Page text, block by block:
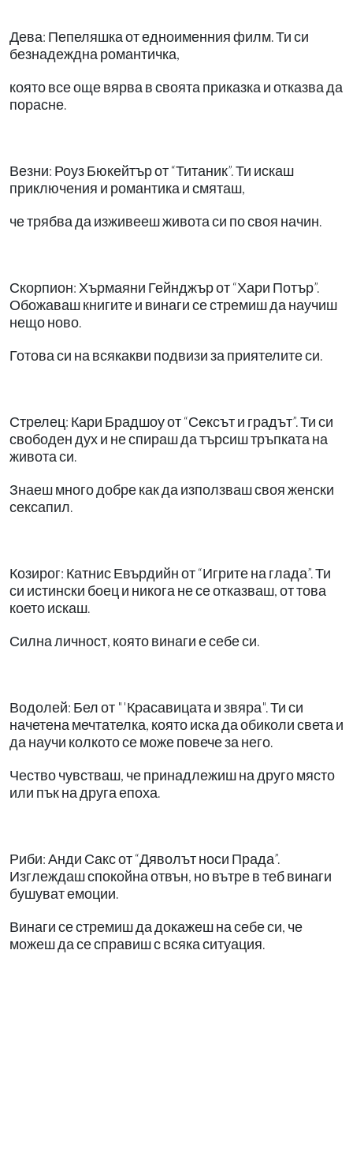
Дева: Пепеляшка от едноименния филм. Ти си
безнадеждна романтичка,
която все още вярва в своята приказка и отказва да
порасне.
Везни: Роуз Бюкейтър от “Титаник”. Ти искаш
приключения и романтика и смяташ,
че трябва да изживееш живота си по своя начин.
Скорпион: Хърмаяни Гейнджър от “Хари Потър”.
Обожаваш книгите и винаги се стремиш да научиш
нещо ново.
Готова си на всякакви подвизи за приятелите си.
Стрелец: Кари Брадшоу от “Сексът и градът”. Ти си
свободен дух и не спираш да търсиш тръпката на
живота си.
Знаеш много добре как да използваш своя женски
сексапил.
Козирог: Катнис Евърдийн от “Игрите на глада”. Ти
си истински боец и никога не се отказваш, от това
което искаш.
Силна личност, която винаги е себе си.
Водолей: Бел от "'Красавицата и звяра". Ти си
начетена мечтателка, която иска да обиколи света и
да научи колкото се може повече за него.
Чество чувстваш, че принадлежиш на друго място
или пък на друга епоха.
Риби: Анди Сакс от “Дяволът носи Прада”.
Изглеждаш спокойна отвън, но вътре в теб винаги
бушуват емоции.
Винаги се стремиш да докажеш на себе си, че
можеш да се справиш с всяка ситуация.